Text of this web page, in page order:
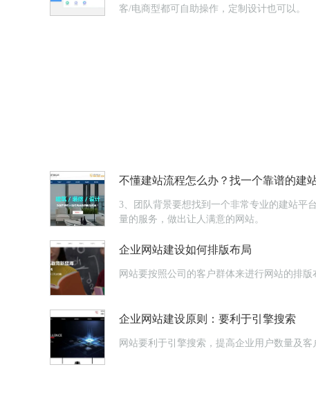
客/电商型都可自助操作，定制设计也可以。
不懂建站流程怎么办？找一个靠谱的建
3、团队背景要想找到一个非常专业的建站平
量的服务，做出让人满意的网站。
企业网站建设如何排版布局
网站要按照公司的客户群体来进行网站的排
企业网站建设原则：要利于引擎搜索
网站要利于引擎搜索，提高企业用户数量及